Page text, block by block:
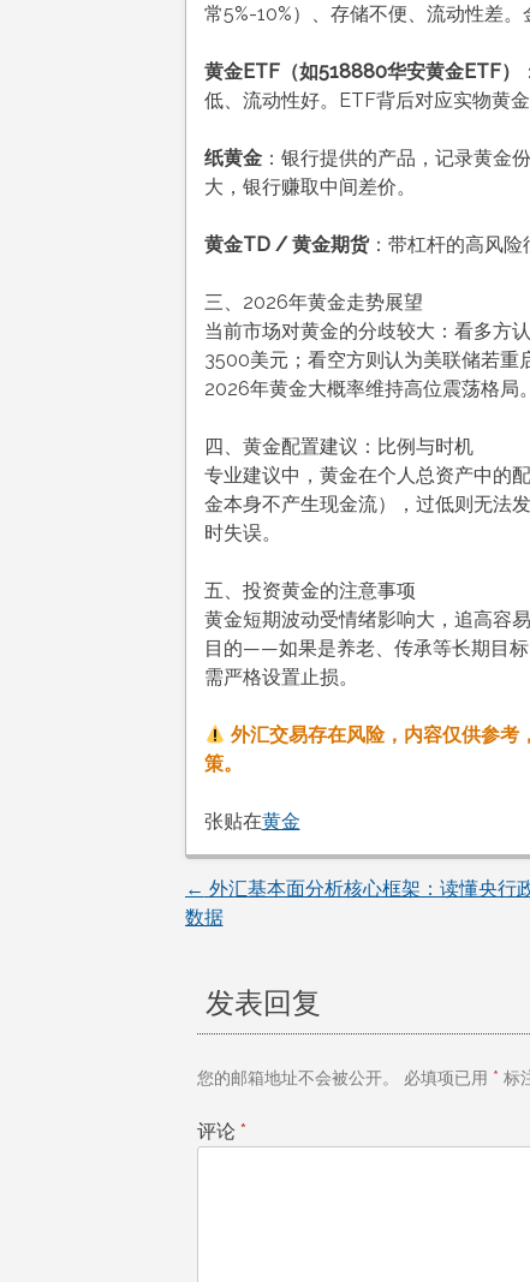
常5%-10%）、存储不便、流动性差
黄金ETF（如518880华安黄金ETF）
低、流动性好。ETF背后对应实物黄
纸黄金：银行提供的产品，记录黄金
大，银行赚取中间差价。
黄金TD / 黄金期货：带杠杆的高风险
三、2026年黄金走势展望
当前市场对黄金的分歧较大：看多方
3500美元；看空方则认为美联储若重
2026年黄金大概率维持高位震荡格局。
四、黄金配置建议：比例与时机
专业建议中，黄金在个人总资产中的
金本身不产生现金流），过低则无法
时失误。
五、投资黄金的注意事项
黄金短期波动受情绪影响大，追高容
目的——如果是养老、传承等长期目
需严格设置止损。
外汇交易存在风险，内容仅供参考
策。
张贴在黄金
文
导
航
← 外汇基本面分析核心框架：读懂央行
数据
发表回复
您的邮箱地址不会被公开。 必填项已用 * 标
评论 *